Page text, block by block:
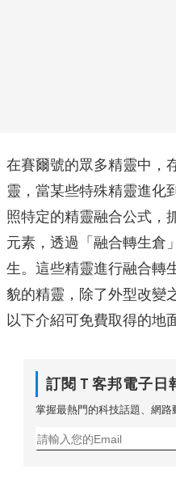
在賽爾號的眾多精靈中，
靈，當某些特殊精靈進化
照特定的精靈融合公式，
元素，透過「融合轉生倉
生。這些精靈進行融合轉
貌的精靈，除了外型改變
以下介紹可免費取得的地
訂閱Ｔ客邦電子日
掌握最熱門的科技話題、網路